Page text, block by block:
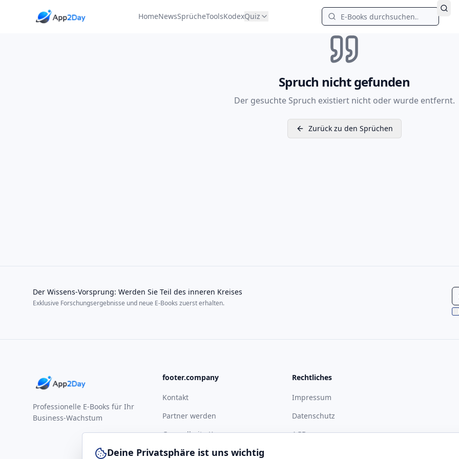
HomeNewsSprücheToolsKodexQuiz
Spruch nicht gefunden
Der gesuchte Spruch existiert nicht oder wurde entfernt.
Zurück zu den Sprüchen
Der Wissens-Vorsprung: Werden Sie Teil des inneren Kreises
Exklusive Forschungsergebnisse und neue E-Books zuerst erhalten.
Professionelle E-Books für Ihr
Business-Wachstum
footer.company
Kontakt
Partner werden
Gesundheits-Kompass
Rechtliches
Impressum
Datenschutz
AGB
Deine Privatsphäre ist uns wichtig